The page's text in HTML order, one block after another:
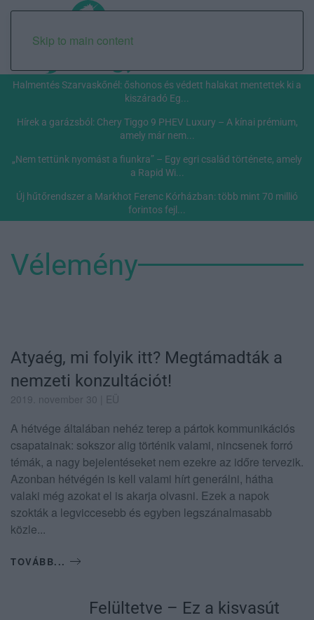
Skip to main content
Halmentés Szarvaskőnél: őshonos és védett halakat mentettek ki a
kiszáradó Eg...
Hírek a garázsból: Chery Tiggo 9 PHEV Luxury – A kínai prémium,
amely már nem...
„Nem tettünk nyomást a fiunkra” – Egy egri család története, amely
a Rapid Wi...
Új hűtőrendszer a Markhot Ferenc Kórházban: több mint 70 millió
forintos fejl...
Vélemény
Atyaég, mi folyik itt? Megtámadták a
nemzeti konzultációt!
2019. november 30 | EÜ
A hétvége általában nehéz terep a pártok kommunikációs
csapatainak: sokszor alig történik valami, nincsenek forró
témák, a nagy bejelentéseket nem ezekre az időre tervezik.
Azonban hétvégén is kell valami hírt generálni, hátha
valaki még azokat el is akarja olvasni. Ezek a napok
szokták a legviccesebb és egyben legszánalmasabb
közle...
TOVÁBB...
Felültetve – Ez a kisvasút